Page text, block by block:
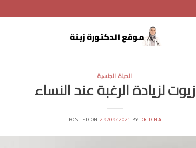
الحياة الجنسية
زيوت لزيادة الرغبة عند النساء
POSTED ON29/09/2021 BY DR.DINA